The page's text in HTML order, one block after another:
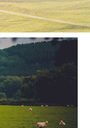
獻
上